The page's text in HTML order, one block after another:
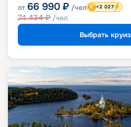
от 66 990 ₽ /чел
74 434₽ /чел
+2 027
Выбрать круиз